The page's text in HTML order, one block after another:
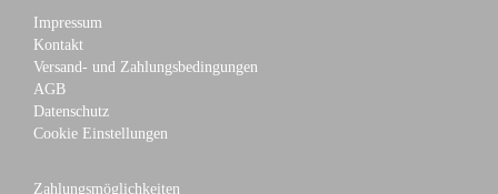
Impressum
Kontakt
Versand- und Zahlungsbedingungen
AGB
Datenschutz
Cookie Einstellungen
Zahlungsmöglichkeiten